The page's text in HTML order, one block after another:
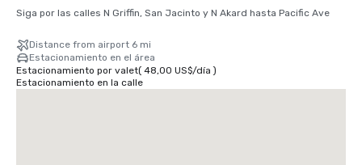
Siga por las calles N Griffin, San Jacinto y N Akard hasta Pacific Ave
Distance from airport 6 mi
Estacionamiento en el área
Estacionamiento por valet( 48,00 US$/día )
Estacionamiento en la calle